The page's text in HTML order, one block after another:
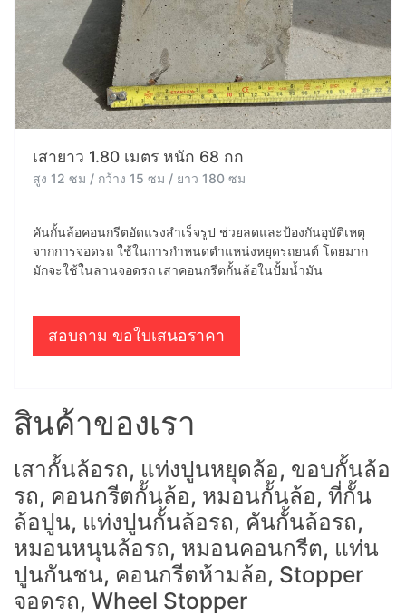
เสายาว 1.80 เมตร หนัก 68 กก
สูง 12 ซม / กว้าง 15 ซม / ยาว 180 ซม
คันกั้นล้อคอนกรีตอัดแรงสำเร็จรูป ช่วยลดและป้องกันอุบัติเหตุ
จากการจอดรถ ใช้ในการกำหนดตำแหน่งหยุดรถยนต์ โดยมาก
มักจะใช้ในลานจอดรถ เสาคอนกรีตกั้นล้อในปั้มน้ำมัน
สอบถาม ขอใบเสนอราคา
สินค้าของเรา
เสากั้นล้อรถ, แท่งปูนหยุดล้อ, ขอบกั้นล้อ
รถ, คอนกรีตกั้นล้อ, หมอนกั้นล้อ, ที่กั้น
ล้อปูน, แท่งปูนกั้นล้อรถ, คันกั้นล้อรถ,
หมอนหนุนล้อรถ, หมอนคอนกรีต, แท่น
ปูนกันชน, คอนกรีตห้ามล้อ, Stopper
จอดรถ, Wheel Stopper